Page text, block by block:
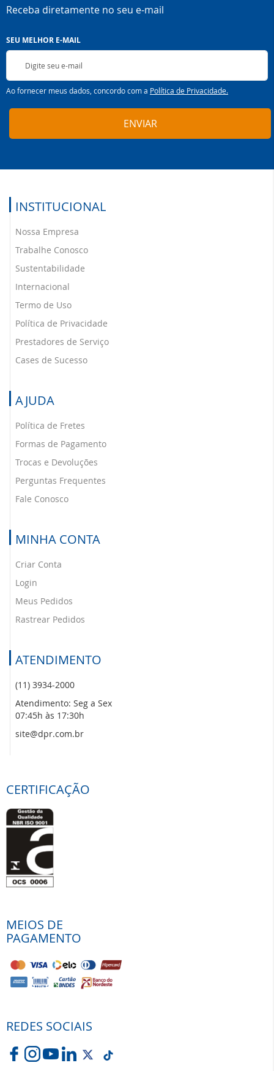
Receba diretamente no seu e-mail
Inscreva-
se
nossa
Newsletter:
SEU MELHOR E-MAIL
Ao fornecer meus dados, concordo com a Política de Privacidade.
ENVIAR
INSTITUCIONAL
Nossa Empresa
Trabalhe Conosco
Sustentabilidade
Internacional
Termo de Uso
Política de Privacidade
Prestadores de Serviço
Cases de Sucesso
AJUDA
Política de Fretes
Formas de Pagamento
Trocas e Devoluções
Perguntas Frequentes
Fale Conosco
MINHA CONTA
Criar Conta
Login
Meus Pedidos
Rastrear Pedidos
ATENDIMENTO
(11) 3934-2000
Atendimento: Seg a Sex
07:45h às 17:30h
site@dpr.com.br
CERTIFICAÇÃO
MEIOS DE
PAGAMENTO
REDES SOCIAIS